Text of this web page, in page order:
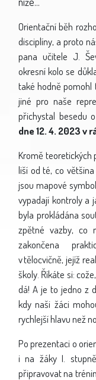
Orientační běh
disciplíny, a proto
pana učitele J.
okresní kolo se
také hodně pomohl
jiné pro naše
přichystal besedu
dne 12. 4. 2023 v
Kromě teoretických
liší od té, co
jsou mapové
vypadají kontroly a
byla prokládána
zpětné vazby, co
zakončena
v tělocvičně, jejíž
školy. Říkáte si:
dá! A je to jedno z
kdy naši žáci
rychlejší hlavu než
Po prezentaci o
i na žáky I.
připravovat na